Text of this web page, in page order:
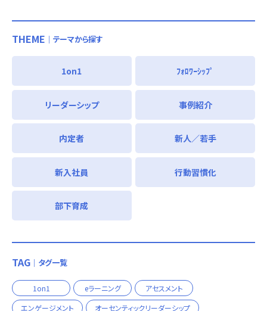
THEME ｜テーマから探す
1on1 ﾌｫﾛﾜｰｼｯﾌﾟ
リーダーシップ 事例紹介
内定者 新人／若手
新入社員 行動習慣化
部下育成
TAG ｜タグ一覧
1on1 eラーニング
アセスメント
エンゲージメント
オーセンティックリーダーシップ